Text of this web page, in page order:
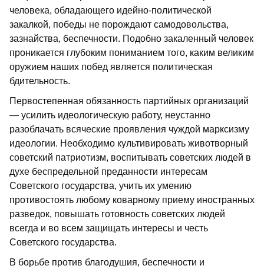
человека, обладающего идейно-политической
закалкой, победы не порождают самодовольства,
зазнайства, беспечности. Подобно закаленный человек
проникается глубоким пониманием того, каким великим
оружием наших побед является политическая
бдительность.
Первостепенная обязанность партийных организаций
— усилить идеологическую работу, неустанно
разоблачать всяческие проявления чуждой марксизму
идеологии. Необходимо культивировать животворный
советский патриотизм, воспитывать советских людей в
духе беспредельной преданности интересам
Советского государства, учить их умению
противостоять любому коварному приему иностранных
разведок, повышать готовность советских людей
всегда и во всем защищать интересы и честь
Советского государства.
В борьбе против благодушия, беспечности и